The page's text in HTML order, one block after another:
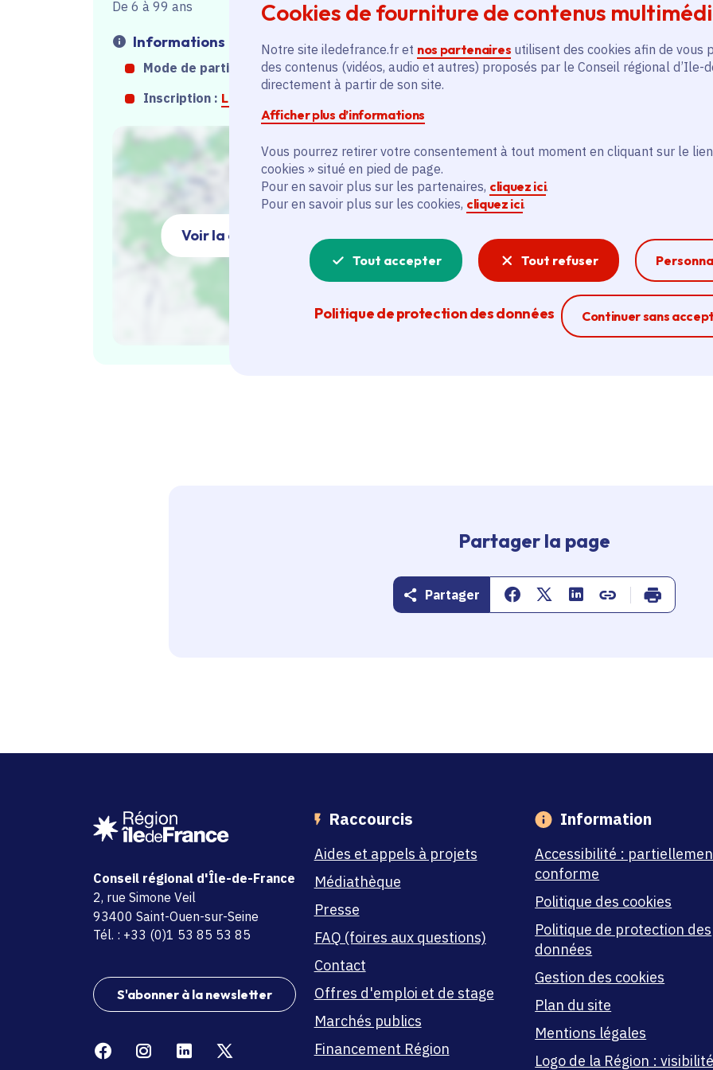
Cookies de fourniture de contenus
Notre site iledefrance.fr et nos partenaires utilisent des cookies afin de vous
des contenus (vidéos, audio et autres) proposés par le Conseil régional d’Ile-
directement à partir de son site.
Afficher plus d’informations
Vous pourrez retirer votre consentement à tout moment en cliquant sur le
cookies » situé en pied de page.
Pour en savoir plus sur les partenaires, cliquez ici.
Pour en savoir plus sur les cookies, cliquez ici.
Tout accepter Tout refuser
Politique de protection des données Continuer sans
Ferme la
De 6 à 99 ans
Informations
Mode de participation :Sur place
Inscription : Lien inscription
Voir la carte
entendre quelques poèmes et contes en
Infos pratiques
- RDV à la grille d'entrée du Parc Montsouris, à
-sur réservation en ligneici
Partager la page
Partager Partager sur Facebook
Partager sur Twitter
Partager sur Linkedin
Copier dans le
Imprimer
Conseil régional d'Île-de-France
adresse
2, rue Simone Veil
code postal et commune
93400 Saint-Ouen-sur-Seine
Tél. : +33 (0)1 53 85 53 85
S'abonner à la newsletter
FacebookInstagramLinkedin
Raccourcis
Aides et appels à projets
Médiathèque
Presse
FAQ (foires aux questions)
Contact
Offres d'emploi et de stage
Marchés publics
Financement Région
Information
Accessibilité :
conforme
Politique des cookies
Politique de protection des
données
Gestion des cookies
Plan du site
Mentions légales
Logo de la Région :